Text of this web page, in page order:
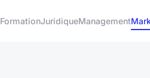
FormationJuridiqueManagement